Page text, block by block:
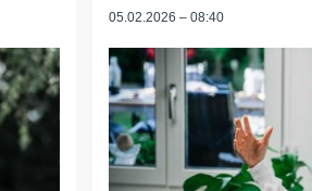
05.02.2026 – 08:40